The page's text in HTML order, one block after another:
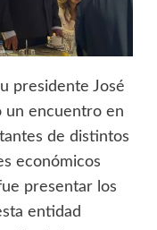
presidente José
un encuentro en
de distintos
económicos
presentar los
entidad